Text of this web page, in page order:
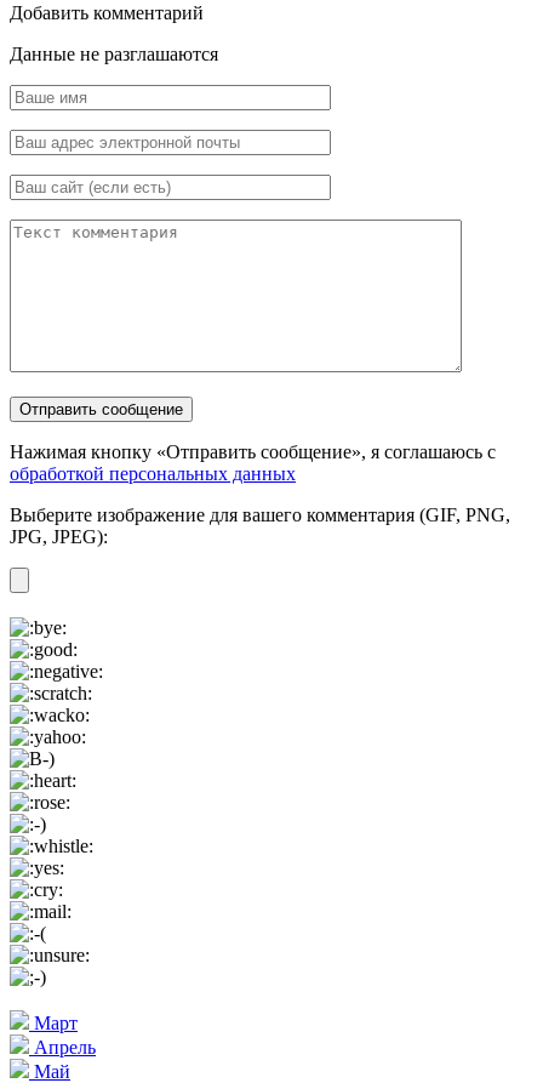
Добавить комментарий
Данные не разглашаются
Нажимая кнопку «Отправить сообщение», я соглашаюсь с
обработкой персональных данных
Выберите изображение для вашего комментария (GIF, PNG,
JPG, JPEG):
Март
Апрель
Май